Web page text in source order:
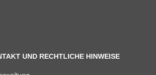
UND RECHTLICHE HINWEISE